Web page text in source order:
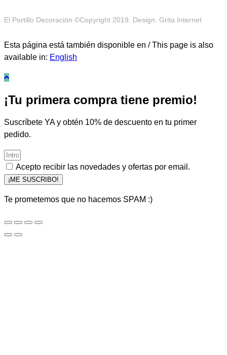
El Portillo Decoración ©Copyright 2019. Design: Grita Internet
Esta página está también disponible en / This page is also
available in: English
¡Tu primera compra tiene premio!
Suscríbete YA y obtén 10% de descuento en tu primer
pedido.
Acepto recibir las novedades y ofertas por email.
¡ME SUSCRIBO!
Te prometemos que no hacemos SPAM :)